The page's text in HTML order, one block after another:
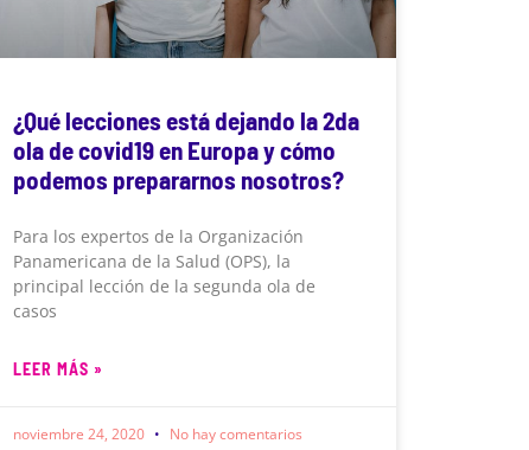
¿Qué lecciones está dejando la 2da
ola de covid19 en Europa y cómo
podemos prepararnos nosotros?
Para los expertos de la Organización
Panamericana de la Salud (OPS), la
principal lección de la segunda ola de
casos
LEER MÁS »
noviembre 24, 2020 No hay comentarios